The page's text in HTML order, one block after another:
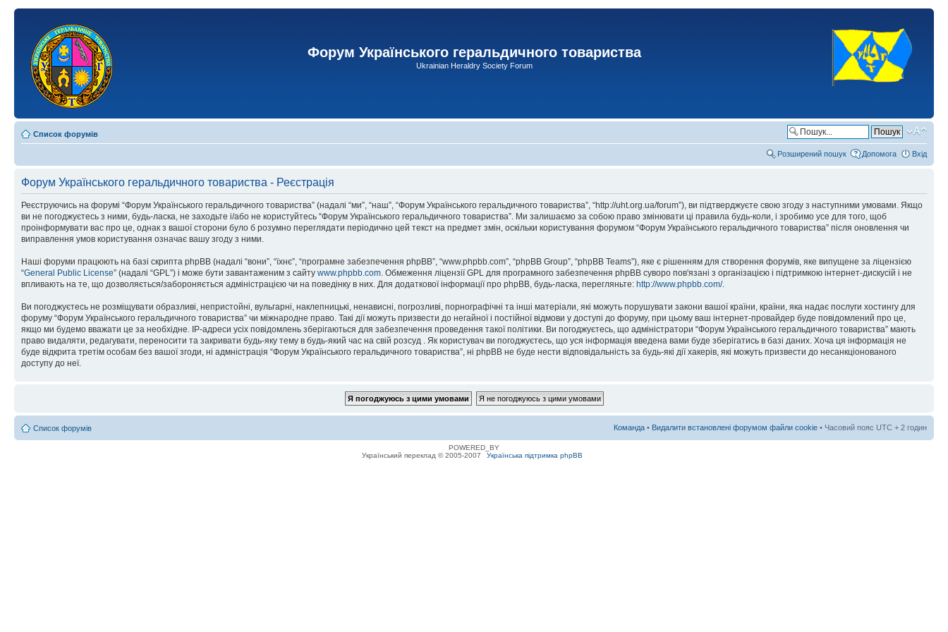
Форум Українського геральдичного товариства
Ukrainian Heraldry Society Forum
Список форумів
Розширений пошук Допомога Вхід
Форум Українського геральдичного товариства - Реєстрація
Реєструючись на форумі “Форум Українського геральдичного товариства” (надалі “ми”, “наш”, “Форум Українського геральдичного товариства”, “http://uht.org.ua/forum”), ви підтверджуєте свою згоду з наступними умовами. Якщо
ви не погоджуєтесь з ними, будь-ласка, не заходьте і/або не користуйтесь “Форум Українського геральдичного товариства”. Ми залишаємо за собою право змінювати ці правила будь-коли, і зробимо усе для того, щоб
проінформувати вас про це, однак з вашої сторони було б розумно переглядати періодично цей текст на предмет змін, оскільки користування форумом “Форум Українського геральдичного товариства” після оновлення чи
виправлення умов користування означає вашу згоду з ними.
Наші форуми працюють на базі скрипта phpBB (надалі “вони”, “їхнє”, “програмне забезпечення phpBB”, “www.phpbb.com”, “phpBB Group”, “phpBB Teams”), яке є рішенням для створення форумів, яке випущене за ліцензією
“General Public License” (надалі “GPL”) і може бути завантаженим з сайту www.phpbb.com. Обмеження ліцензії GPL для програмного забезпечення phpBB суворо пов'язані з організацією і підтримкою інтернет-дискусій і не
впливають на те, що дозволяється/забороняється адміністрацією чи на поведінку в них. Для додаткової інформації про phpBB, будь-ласка, перегляньте: http://www.phpbb.com/.
Ви погоджуєтесь не розміщувати образливі, непристойні, вульгарні, наклепницькі, ненависні, погрозливі, порнографічні та інші матеріали, які можуть порушувати закони вашої країни, країни, яка надає послуги хостингу для
форуму “Форум Українського геральдичного товариства” чи міжнародне право. Такі дії можуть призвести до негайної і постійної відмови у доступі до форуму, при цьому ваш інтернет-провайдер буде повідомлений про це,
якщо ми будемо вважати це за необхідне. IP-адреси усіх повідомлень зберігаються для забезпечення проведення такої політики. Ви погоджуєтесь, що адміністратори “Форум Українського геральдичного товариства” мають
право видаляти, редагувати, переносити та закривати будь-яку тему в будь-який час на свій розсуд . Як користувач ви погоджуєтесь, що уся інформація введена вами буде зберігатись в базі даних. Хоча ця інформація не
буде відкрита третім особам без вашої згоди, ні адмністрація “Форум Українського геральдичного товариства”, ні phpBB не буде нести відповідальність за будь-які дії хакерів, які можуть призвести до несанкціонованого
доступу до неї.
Список форумів Команда • Видалити встановлені форумом файли cookie • Часовий пояс UTC + 2 годин
POWERED_BY
Український переклад © 2005-2007
Українська підтримка phpBB